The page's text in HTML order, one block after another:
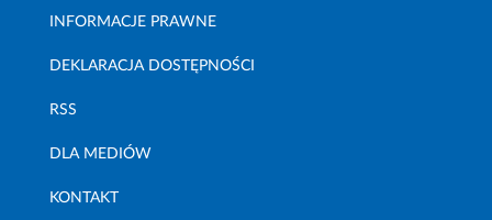
INFORMACJE PRAWNE
DEKLARACJA DOSTĘPNOŚCI
RSS
DLA MEDIÓW
KONTAKT